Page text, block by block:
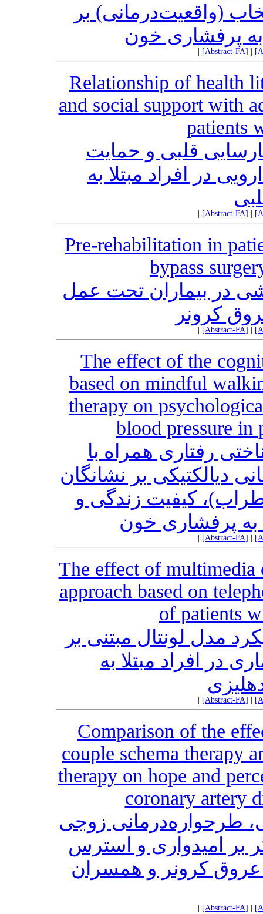
(واقعیت‌درمانی) بر
به پرفشاری خون
[Abstract-FA]
Relationship of health
and social support with
patients
قلبی و حمایت
در افراد مبتلا به
[Abstract-FA]
Pre-rehabilitation in
bypass
در بیماران تحت عمل
کرونر
[Abstract-FA]
The effect of the
based on mindful
therapy on
blood pressure in
رفتاری همراه با
دیالکتیکی بر نشانگان
کیفیت زندگی و
به پرفشاری خون
[Abstract-FA]
The effect of
approach based on
of patients
مدل لونتال مبتنی بر
در افراد مبتلا به
[Abstract-FA]
Comparison of the
couple schema therapy
therapy on hope and
coronary artery
طرحواره‌درمانی زوجی
بر امیدواری و استرس
عروق کرونر و همسران
[Abstract-FA]